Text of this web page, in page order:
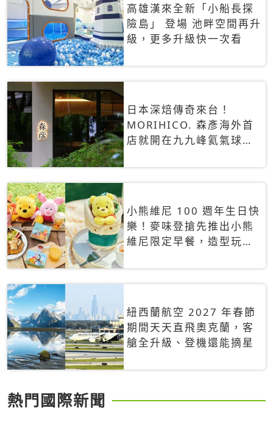
高雄漢來全新「小船長探
險島」 登場 池畔空間再升
級，更多升級快一次看
日本深焙傳奇來台！
MORIHICO. 森彥海外首
店就開在九九峰氦氣球樂
小熊維尼 100 週年生日快
樂！麥味登搶先推出小熊
維尼限定早餐，造型玩偶
紐西蘭航空 2027 年春節
期間天天直飛奧克蘭，客
艙全升級、登機還能摘星
熱門國際新聞